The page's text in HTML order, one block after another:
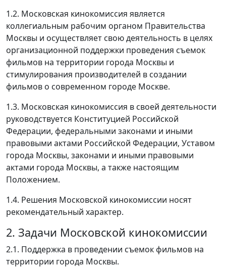
1.2. Московская кинокомиссия является
коллегиальным рабочим органом Правительства
Москвы и осуществляет свою деятельность в целях
организационной поддержки проведения съемок
фильмов на территории города Москвы и
стимулирования производителей в создании
фильмов о современном городе Москве.
1.3. Московская кинокомиссия в своей деятельности
руководствуется Конституцией Российской
Федерации, федеральными законами и иными
правовыми актами Российской Федерации, Уставом
города Москвы, законами и иными правовыми
актами города Москвы, а также настоящим
Положением.
1.4. Решения Московской кинокомиссии носят
рекомендательный характер.
2. Задачи Московской кинокомиссии
2.1. Поддержка в проведении съемок фильмов на
территории города Москвы.